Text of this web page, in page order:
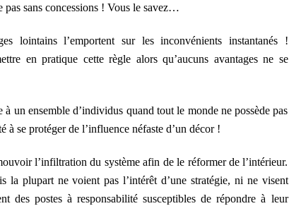
pas sans concessions ! Vous le savez…
lointains l’emportent sur les inconvénients instantanés !
en pratique cette règle alors qu’aucuns avantages ne se
un ensemble d’individus quand tout le monde ne possède pas
se protéger de l’influence néfaste d’un décor !
l’infiltration du système afin de le réformer de l’intérieur.
la plupart ne voient pas l’intérêt d’une stratégie, ni ne visent
des postes à responsabilité susceptibles de répondre à leur